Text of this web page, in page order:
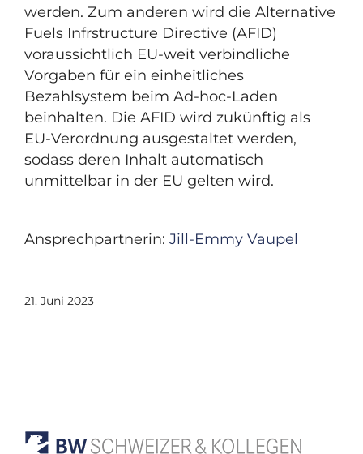
werden. Zum anderen wird die Alternative
Fuels Infrstructure Directive (AFID)
voraussichtlich EU-weit verbindliche
Vorgaben für ein einheitliches
Bezahlsystem beim Ad-hoc-Laden
beinhalten. Die AFID wird zukünftig als
EU-Verordnung ausgestaltet werden,
sodass deren Inhalt automatisch
unmittelbar in der EU gelten wird.
Ansprechpartnerin: Jill-Emmy Vaupel
21. Juni 2023